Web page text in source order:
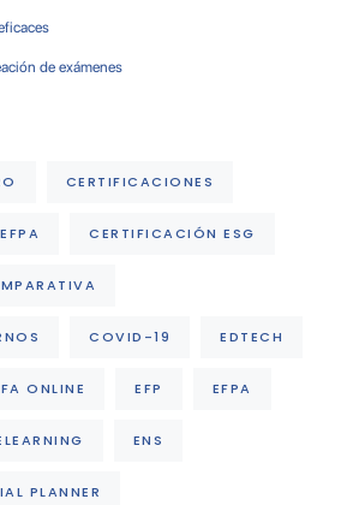
de exámenes
CERTIFICACIONES
CERTIFICACIÓN ESG
COVID-19 EDTECH
ONLINE EFP EFPA
ENS
PLANNER